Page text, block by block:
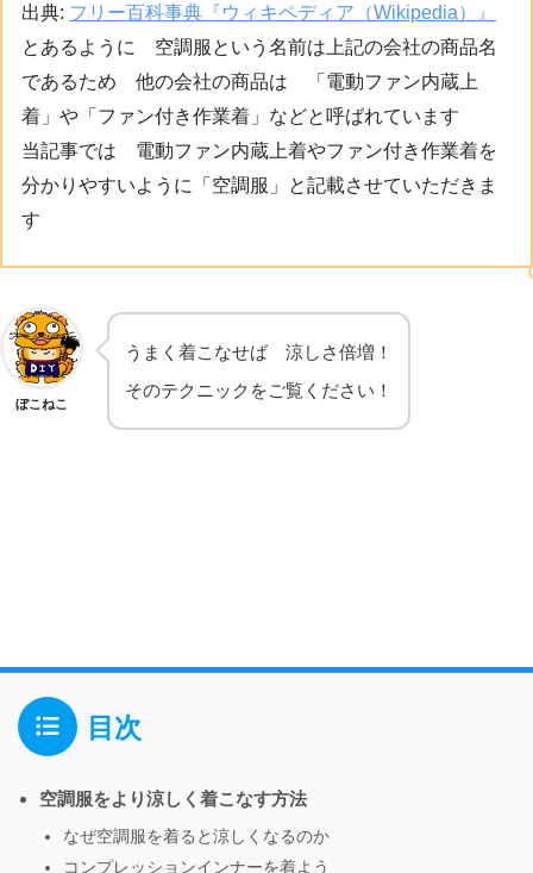
出典: フリー百科事典『ウィキペディア（Wikipedia）』
とあるように 空調服という名前は上記の会社の商品名
であるため 他の会社の商品は 「電動ファン内蔵上
着」や「ファン付き作業着」などと呼ばれています
当記事では 電動ファン内蔵上着やファン付き作業着を
分かりやすいように「空調服」と記載させていただきま
す
ぼこねこ
うまく着こなせば 涼しさ倍増！
そのテクニックをご覧ください！
目次
空調服をより涼しく着こなす方法
なぜ空調服を着ると涼しくなるのか
コンプレッションインナーを着よう